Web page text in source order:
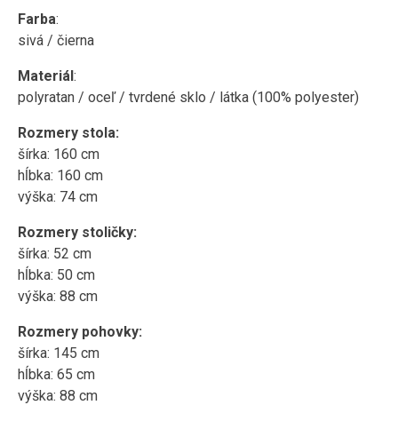
Farba:
sivá / čierna
Materiál:
polyratan / oceľ / tvrdené sklo / látka (100% polyester)
Rozmery stola:
šírka: 160 cm
hĺbka: 160 cm
výška: 74 cm
Rozmery stoličky:
šírka: 52 cm
hĺbka: 50 cm
výška: 88 cm
Rozmery pohovky:
šírka: 145 cm
hĺbka: 65 cm
výška: 88 cm